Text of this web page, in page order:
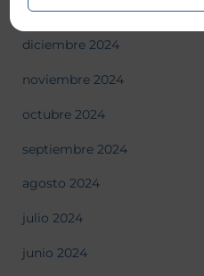
enero 2025
diciembre 2024
noviembre 2024
octubre 2024
septiembre 2024
agosto 2024
julio 2024
junio 2024